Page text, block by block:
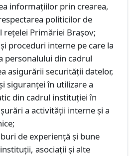
informaţiilor prin crearea,
politicilor de
reţelei Primăriei Braşov;
proceduri interne pe care la
personalului din cadrul
asigurării securităţii datelor,
siguranţei în utilizare a
din cadrul instituţiei în
a activităţii interne şi a
de experiență şi bune
asociaţii şi alte